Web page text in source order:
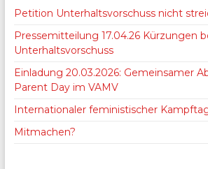
Petition Unterhaltsvorschuss nicht
Pressemitteilung 17.04.26 Kürzungen
Unterhaltsvorschuss
Einladung 20.03.2026: Gemeinsamer
Parent Day im VAMV
Internationaler feministischer
Mitmachen?